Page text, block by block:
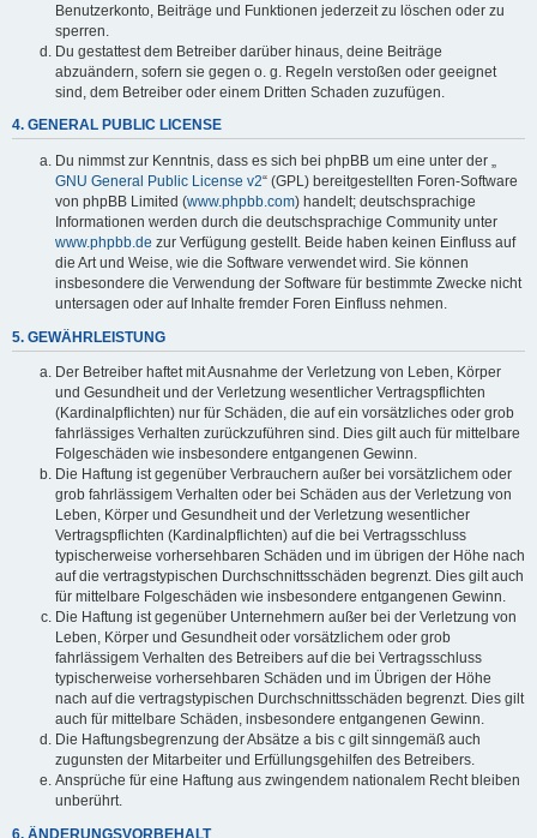
Benutzerkonto, Beiträge und Funktionen jederzeit zu löschen oder zu
sperren.
Du gestattest dem Betreiber darüber hinaus, deine Beiträge
abzuändern, sofern sie gegen o. g. Regeln verstoßen oder geeignet
sind, dem Betreiber oder einem Dritten Schaden zuzufügen.
4. GENERAL PUBLIC LICENSE
Du nimmst zur Kenntnis, dass es sich bei phpBB um eine unter der „
GNU General Public License v2“ (GPL) bereitgestellten Foren-Software
von phpBB Limited (www.phpbb.com) handelt; deutschsprachige
Informationen werden durch die deutschsprachige Community unter
www.phpbb.de zur Verfügung gestellt. Beide haben keinen Einfluss auf
die Art und Weise, wie die Software verwendet wird. Sie können
insbesondere die Verwendung der Software für bestimmte Zwecke nicht
untersagen oder auf Inhalte fremder Foren Einfluss nehmen.
5. GEWÄHRLEISTUNG
Der Betreiber haftet mit Ausnahme der Verletzung von Leben, Körper
und Gesundheit und der Verletzung wesentlicher Vertragspflichten
(Kardinalpflichten) nur für Schäden, die auf ein vorsätzliches oder grob
fahrlässiges Verhalten zurückzuführen sind. Dies gilt auch für mittelbare
Folgeschäden wie insbesondere entgangenen Gewinn.
Die Haftung ist gegenüber Verbrauchern außer bei vorsätzlichem oder
grob fahrlässigem Verhalten oder bei Schäden aus der Verletzung von
Leben, Körper und Gesundheit und der Verletzung wesentlicher
Vertragspflichten (Kardinalpflichten) auf die bei Vertragsschluss
typischerweise vorhersehbaren Schäden und im übrigen der Höhe nach
auf die vertragstypischen Durchschnittsschäden begrenzt. Dies gilt auch
für mittelbare Folgeschäden wie insbesondere entgangenen Gewinn.
Die Haftung ist gegenüber Unternehmern außer bei der Verletzung von
Leben, Körper und Gesundheit oder vorsätzlichem oder grob
fahrlässigem Verhalten des Betreibers auf die bei Vertragsschluss
typischerweise vorhersehbaren Schäden und im Übrigen der Höhe
nach auf die vertragstypischen Durchschnittsschäden begrenzt. Dies gilt
auch für mittelbare Schäden, insbesondere entgangenen Gewinn.
Die Haftungsbegrenzung der Absätze a bis c gilt sinngemäß auch
zugunsten der Mitarbeiter und Erfüllungsgehilfen des Betreibers.
Ansprüche für eine Haftung aus zwingendem nationalem Recht bleiben
unberührt.
6. ÄNDERUNGSVORBEHALT